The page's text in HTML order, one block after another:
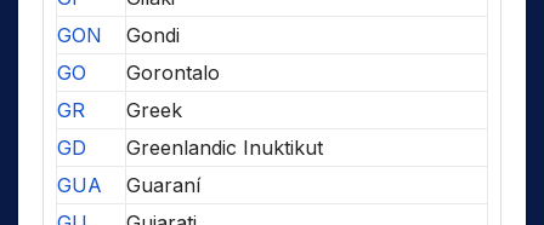
GON
Gondi
GO
Gorontalo
GR
Greek
GD
Greenlandic Inuktikut
GUA
Guaraní